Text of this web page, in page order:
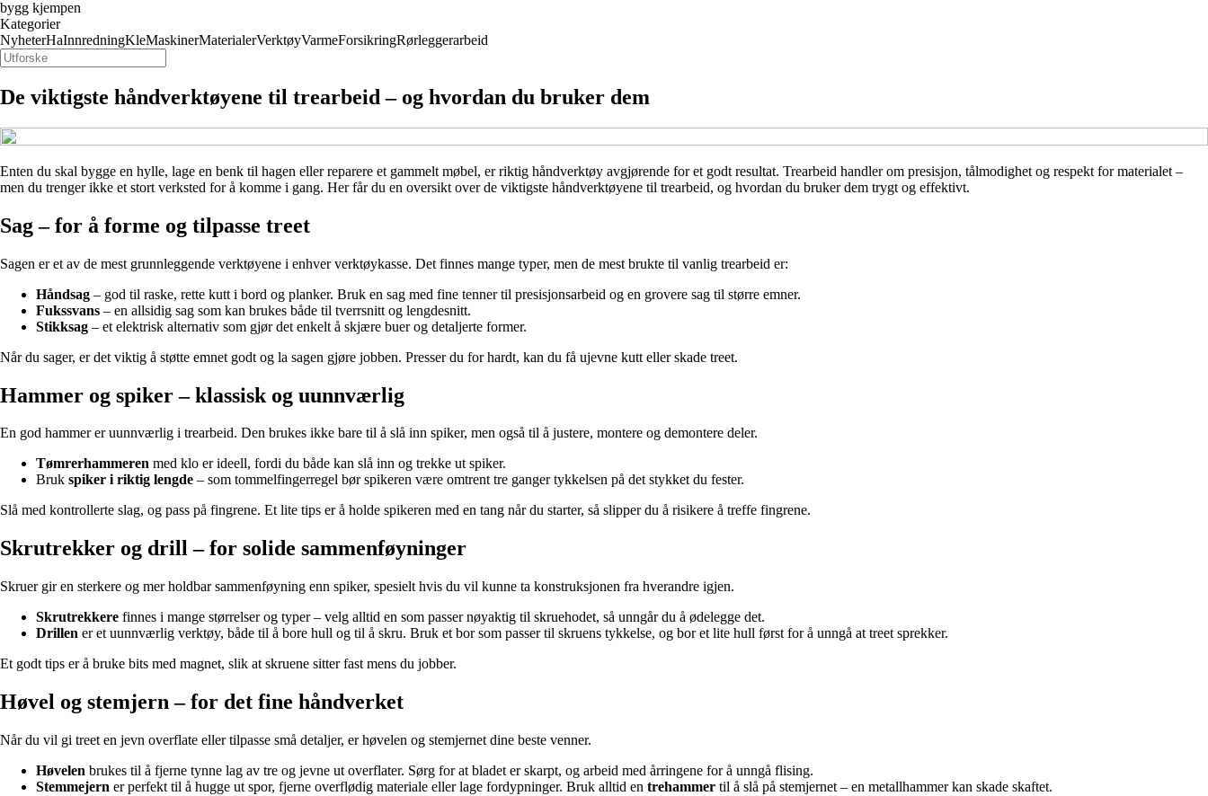
bygg kjempen
Kategorier
NyheterHaInnredningKleMaskinerMaterialerVerktøyVarmeForsikringRørleggerarbeid
De viktigste håndverktøyene til trearbeid – og hvordan du bruker dem
Enten du skal bygge en hylle, lage en benk til hagen eller reparere et gammelt møbel, er riktig håndverktøy avgjørende for et godt resultat. Trearbeid handler om presisjon, tålmodighet og respekt for materialet –
men du trenger ikke et stort verksted for å komme i gang. Her får du en oversikt over de viktigste håndverktøyene til trearbeid, og hvordan du bruker dem trygt og effektivt.
Sag – for å forme og tilpasse treet
Sagen er et av de mest grunnleggende verktøyene i enhver verktøykasse. Det finnes mange typer, men de mest brukte til vanlig trearbeid er:
Håndsag – god til raske, rette kutt i bord og planker. Bruk en sag med fine tenner til presisjonsarbeid og en grovere sag til større emner.
Fukssvans – en allsidig sag som kan brukes både til tverrsnitt og lengdesnitt.
Stikksag – et elektrisk alternativ som gjør det enkelt å skjære buer og detaljerte former.
Når du sager, er det viktig å støtte emnet godt og la sagen gjøre jobben. Presser du for hardt, kan du få ujevne kutt eller skade treet.
Hammer og spiker – klassisk og uunnværlig
En god hammer er uunnværlig i trearbeid. Den brukes ikke bare til å slå inn spiker, men også til å justere, montere og demontere deler.
Tømrerhammeren med klo er ideell, fordi du både kan slå inn og trekke ut spiker.
Bruk spiker i riktig lengde – som tommelfingerregel bør spikeren være omtrent tre ganger tykkelsen på det stykket du fester.
Slå med kontrollerte slag, og pass på fingrene. Et lite tips er å holde spikeren med en tang når du starter, så slipper du å risikere å treffe fingrene.
Skrutrekker og drill – for solide sammenføyninger
Skruer gir en sterkere og mer holdbar sammenføyning enn spiker, spesielt hvis du vil kunne ta konstruksjonen fra hverandre igjen.
Skrutrekkere finnes i mange størrelser og typer – velg alltid en som passer nøyaktig til skruehodet, så unngår du å ødelegge det.
Drillen er et uunnværlig verktøy, både til å bore hull og til å skru. Bruk et bor som passer til skruens tykkelse, og bor et lite hull først for å unngå at treet sprekker.
Et godt tips er å bruke bits med magnet, slik at skruene sitter fast mens du jobber.
Høvel og stemjern – for det fine håndverket
Når du vil gi treet en jevn overflate eller tilpasse små detaljer, er høvelen og stemjernet dine beste venner.
Høvelen brukes til å fjerne tynne lag av tre og jevne ut overflater. Sørg for at bladet er skarpt, og arbeid med årringene for å unngå flising.
Stemmejern er perfekt til å hugge ut spor, fjerne overflødig materiale eller lage fordypninger. Bruk alltid en trehammer til å slå på stemjernet – en metallhammer kan skade skaftet.